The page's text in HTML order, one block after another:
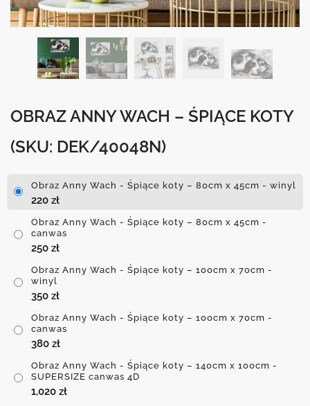
OBRAZ ANNY WACH – ŚPIĄCE KOTY
(SKU: DEK/40048N)
Obraz Anny Wach - Śpiące koty – 80cm x 45cm - winyl
220 zł
Obraz Anny Wach - Śpiące koty – 80cm x 45cm -
canwas
250 zł
Obraz Anny Wach - Śpiące koty – 100cm x 70cm -
winyl
350 zł
Obraz Anny Wach - Śpiące koty – 100cm x 70cm -
canwas
380 zł
Obraz Anny Wach - Śpiące koty – 140cm x 100cm -
SUPERSIZE canwas 4D
1,020 zł